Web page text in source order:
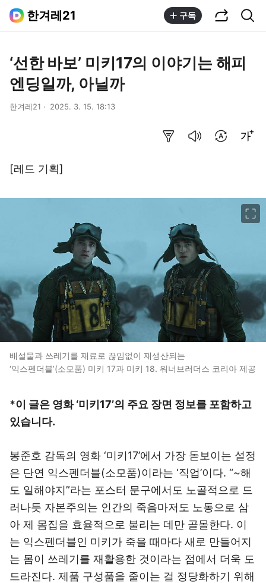
한겨레21 구독
‘선한 바보’ 미키17의 이야기는 해피
엔딩일까, 아닐까
한겨레21 2025. 3. 15. 18:13
[레드 기획]
배설물과 쓰레기를 재료로 끊임없이 재생산되는
‘익스펜더블’(소모품) 미키 17과 미키 18. 워너브러더스 코리아 제공
*이 글은 영화 ‘미키17’의 주요 장면 정보를 포함하고
있습니다.
봉준호 감독의 영화 ‘미키17’에서 가장 돋보이는 설정
은 단연 익스펜더블(소모품)이라는 ‘직업’이다. “~해
도 일해야지”라는 포스터 문구에서도 노골적으로 드
러나듯 자본주의는 인간의 죽음마저도 노동으로 삼
아 제 몸집을 효율적으로 불리는 데만 골몰한다. 이
는 익스펜더블인 미키가 죽을 때마다 새로 만들어지
는 몸이 쓰레기를 재활용한 것이라는 점에서 더욱 도
드라진다. 제품 구성품을 줄이는 걸 정당화하기 위해